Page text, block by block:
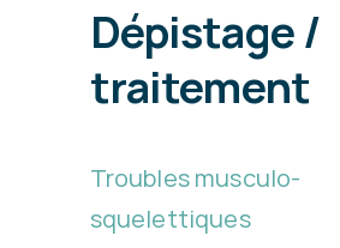
Dépistage /
traitement
Troubles musculo-
squelettiques